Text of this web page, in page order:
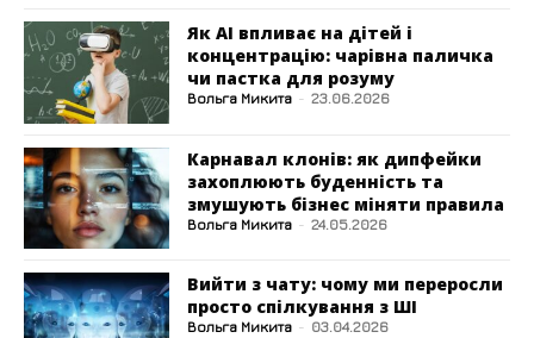
Як AI впливає на дітей і
концентрацію: чарівна паличка
чи пастка для розуму
Вольга Микита - 23.06.2026
Карнавал клонів: як дипфейки
захоплюють буденність та
змушують бізнес міняти правила
Вольга Микита - 24.05.2026
Вийти з чату: чому ми переросли
просто спілкування з ШІ
Вольга Микита - 03.04.2026